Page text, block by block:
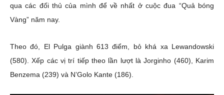
qua các đối thủ của mình để về nhất ở cuộc đua “Quả bóng
Vàng” năm nay.
Theo đó, El Pulga giành 613 điểm, bỏ khá xa Lewandowski
(580). Xếp các vị trí tiếp theo lần lượt là Jorginho (460), Karim
Benzema (239) và N’Golo Kante (186).